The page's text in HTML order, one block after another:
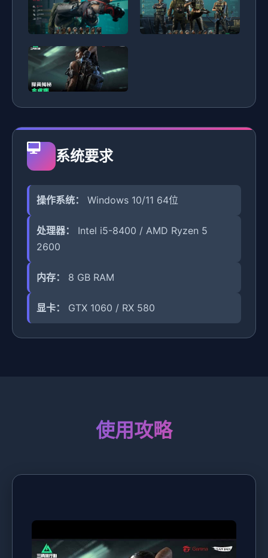
系统要求
操作系统： Windows 10/11 64位
处理器：
Intel i5-8400 / AMD Ryzen 5
2600
内存： 8 GB RAM
显卡： GTX 1060 / RX 580
使用攻略